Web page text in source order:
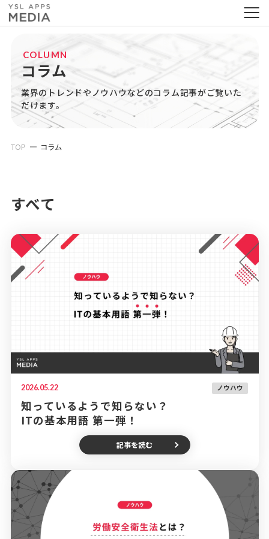
COLUMN
コラム
業界のトレンドやノウハウなどのコラム記事がご覧いた
だけます。
TOP コラム
すべて
2026.05.22 ノウハウ
知っているようで知らない？
ITの基本用語 第一弾！
記事を読む